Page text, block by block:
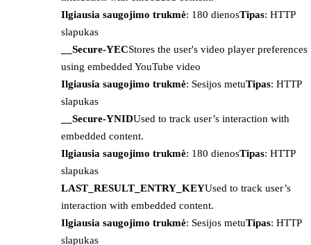
Ilgiausia saugojimo trukmė: 180 dienosTipas: HTTP
slapukas
__Secure-YECStores the user's video player preferences
using embedded YouTube video
Ilgiausia saugojimo trukmė: Sesijos metuTipas: HTTP
slapukas
__Secure-YNIDUsed to track user’s interaction with
embedded content.
Ilgiausia saugojimo trukmė: 180 dienosTipas: HTTP
slapukas
LAST_RESULT_ENTRY_KEYUsed to track user’s
interaction with embedded content.
Ilgiausia saugojimo trukmė: Sesijos metuTipas: HTTP
slapukas